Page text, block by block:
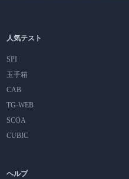
人気テスト
SPI
玉手箱
CAB
TG-WEB
SCOA
CUBIC
ヘルプ